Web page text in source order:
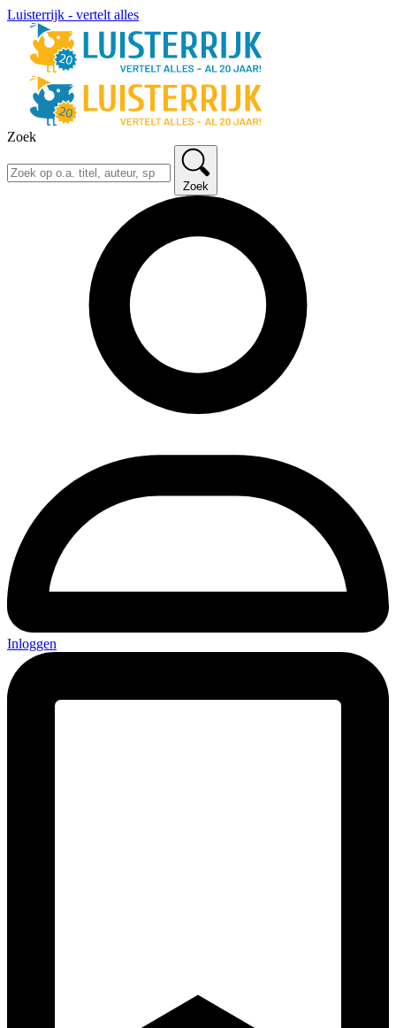
Luisterrijk - vertelt alles
Zoek
Zoek
Inloggen